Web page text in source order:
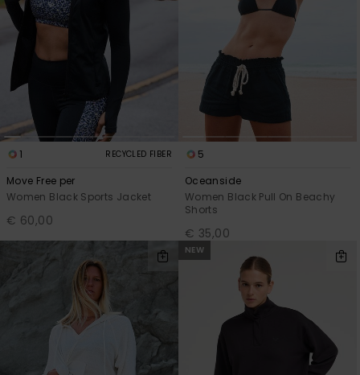
1 RECYCLED FIBER
Move Free per
Women Black Sports Jacket
€ 60,00
5
Oceanside
Women Black Pull On Beachy
Shorts
€ 35,00
NEW